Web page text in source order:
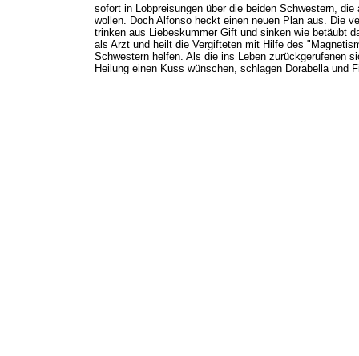
sofort in Lobpreisungen über die beiden Schwestern,
wollen. Doch Alfonso heckt einen neuen Plan aus. Die
trinken aus Liebeskummer Gift und sinken wie betäubt
als Arzt und heilt die Vergifteten mit Hilfe des
Schwestern helfen. Als die ins Leben zurückgerufenen
Heilung einen Kuss wünschen, schlagen Dorabella und